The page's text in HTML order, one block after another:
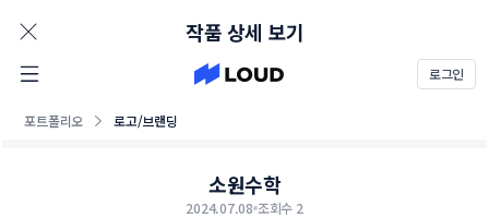
로그인
포트폴리오 로고/브랜딩
작품 상세 보기
소원수학
2024.07.08 조회수 2